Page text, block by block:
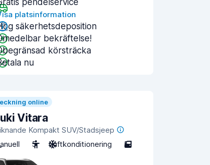
pendelservice
platsinformation
säkerhetsdeposition
bekräftelse!
körsträcka
nu
online
Vitara
Kompakt SUV/Stadsjeep
5 Luftkonditionering 5